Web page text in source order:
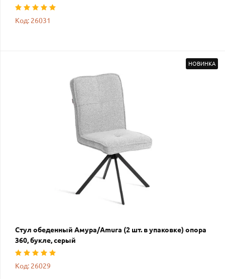
Код: 26031
НОВИНКА
Стул обеденный Амура/Amura (2 шт. в упаковке) опора
360, букле, серый
Код: 26029